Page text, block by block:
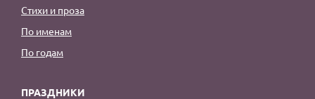
Стихи и проза
По именам
По годам
ПРАЗДНИКИ